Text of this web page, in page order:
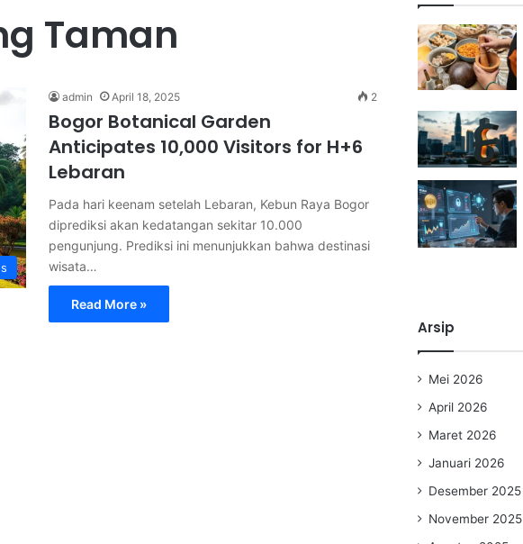
Taman
admin April 18, 2025 2
Bogor Botanical Garden
Anticipates 10,000 Visitors for H+6
Lebaran
Pada hari keenam setelah Lebaran, Kebun Raya Bogor
diprediksi akan kedatangan sekitar 10.000
pengunjung. Prediksi ini menunjukkan bahwa destinasi
wisata…
Read More »
Arsip
Mei 2026
April 2026
Maret 2026
Januari 2026
Desember 2025
November 2025